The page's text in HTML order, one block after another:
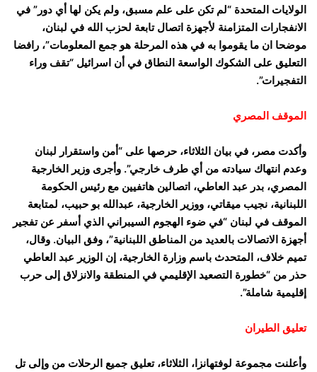
الولايات المتحدة “لم تكن على علم مسبق، ولم يكن لها أي دور” في
الانفجارات المتزامنة لأجهزة اتصال تابعة لحزب الله في لبنان،
موضحا ان ما يقوموا به في هذه المرحلة هو جمع المعلومات”، رافضا
التعليق على الشكوك الواسعة النطاق في أن اسرائيل “تقف وراء
التفجيرات”.
الموقف المصري
وأكدت مصر، في بيان الثلاثاء، حرصها على “أمن واستقرار لبنان
وعدم انتهاك سيادته من أي طرف خارجي”. وأجرى وزير الخارجية
المصري، بدر عبد العاطي، اتصالين هاتفيين مع رئيس الحكومة
اللبنانية، نجيب ميقاتي، ووزير الخارجية، عبدالله بو حبيب، لمتابعة
الموقف في لبنان “في ضوء الهجوم السيبراني الذي أسفر عن تفجير
أجهزة الاتصالات بالعديد من المناطق اللبنانية”، وفق البيان. وقال،
تميم خلاف، المتحدث باسم وزارة الخارجية، إن الوزير عبد العاطي
حذر من “خطورة التصعيد الإقليمي في المنطقة والانزلاق إلى حرب
إقليمية شاملة”.
تعليق الطيران
وأعلنت مجموعة لوفتهانزا، الثلاثاء، تعليق جميع الرحلات من وإلى تل